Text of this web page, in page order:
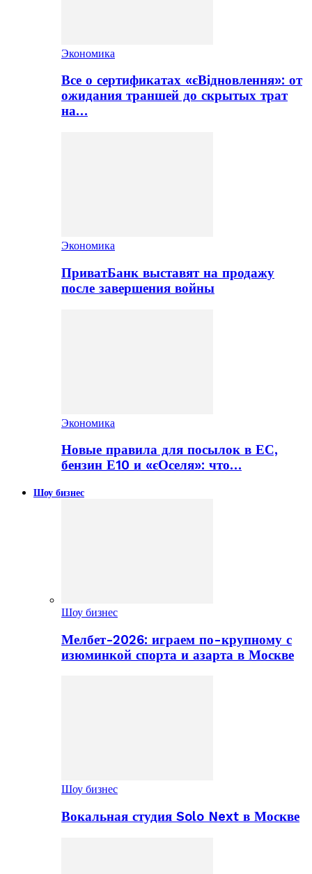
Экономика
Все о сертификатах «єВідновлення»: от
ожидания траншей до скрытых трат
на…
Экономика
ПриватБанк выставят на продажу
после завершения войны
Экономика
Новые правила для посылок в ЕС,
бензин Е10 и «єОселя»: что…
Шоу бизнес
Шоу бизнес
Мелбет-2026: играем по-крупному с
изюминкой спорта и азарта в Москве
Шоу бизнес
Вокальная студия Solo Next в Москве